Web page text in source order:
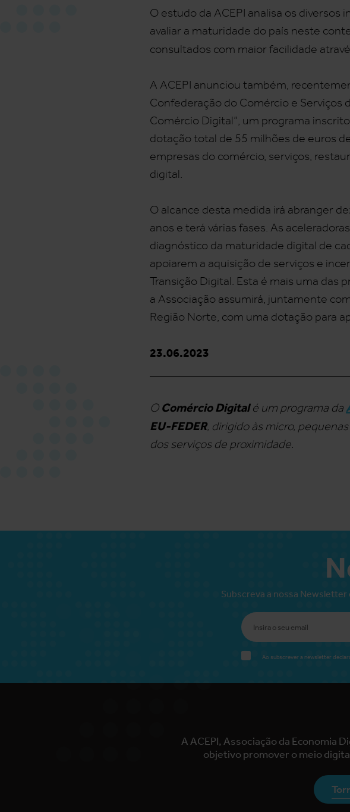
O estudo da ACEPI analisa os
avaliar a maturidade do país neste
consultados com maior facilidade
A ACEPI anunciou também,
Confederação do Comércio e Serviços
Comércio Digital”, um programa
dotação total de 55 milhões de euros
empresas do comércio, serviços,
digital.
O alcance desta medida irá abranger
anos e terá várias fases. As
diagnóstico da maturidade digital de
apoiarem a aquisição de serviços e
Transição Digital. Esta é mais uma das
a Associação assumirá, juntamente
Região Norte, com uma dotação para
23.06.2023
OComércio Digitalé um programa da
EU-FEDER, dirigido às micro,
dos serviços de proximidade.
Subscreva a nossa
Ao subscrever a newsletter
A ACEPI, Associação da Economia
objetivo promover o meio